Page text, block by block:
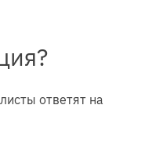
ответят на